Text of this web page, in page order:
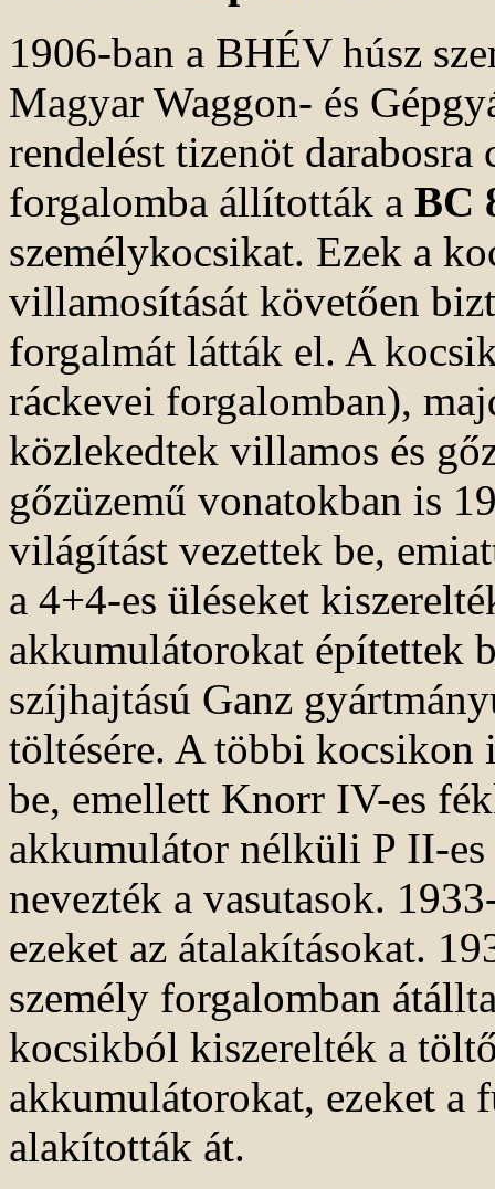
1906-ban a BHÉV húsz
Magyar Waggon- és
rendelést tizenöt
forgalomba állították a BC
személykocsikat. Ezek a
villamosítását követően
forgalmát látták el. A
ráckevei forgalomban),
közlekedtek villamos és
gőzüzemű vonatokban is
világítást vezettek be,
a 4+4-es üléseket
akkumulátorokat építettek
szíjhajtású Ganz
töltésére. A többi kocsikon
be, emellett Knorr IV-es
akkumulátor nélküli P II-
nevezték a vasutasok.
ezeket az átalakításokat.
személy forgalomban
kocsikból kiszerelték a
akkumulátorokat, ezeket a
alakították át.